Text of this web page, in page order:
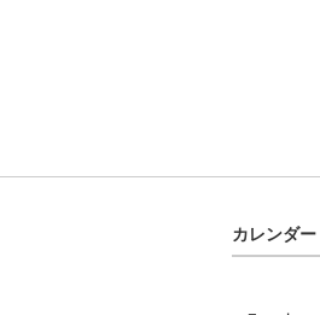
カレンダー